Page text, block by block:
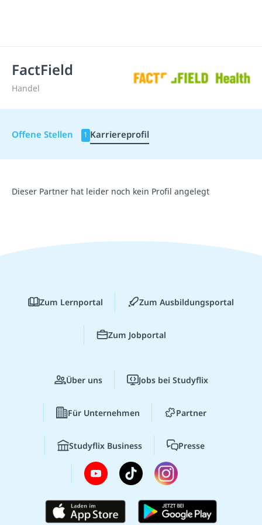
FactField
Handel
Offene Stellen 1 Karriereprofil
Dieser Partner hat leider noch kein Profil angelegt
Zum Lernportal Zum Ausbildungsportal
Zum Jobportal
Über uns Jobs bei Studyflix
Für Unternehmen Partner
Studyflix Business Presse